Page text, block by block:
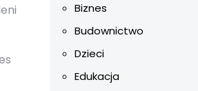
Biznes
Budownictwo
Dzieci
Edukacja